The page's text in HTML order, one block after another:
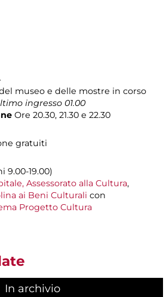
museo e delle mostre in corso
ingresso 01.00
Ore 20.30, 21.30 e 22.30
gratuiti
9.00-19.00)
Assessorato alla Cultura,
ai Beni Culturali con
Progetto Cultura
In archivio